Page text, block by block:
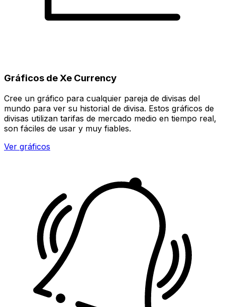
Gráficos de Xe Currency
Cree un gráfico para cualquier pareja de divisas del
mundo para ver su historial de divisa. Estos gráficos de
divisas utilizan tarifas de mercado medio en tiempo real,
son fáciles de usar y muy fiables.
Ver gráficos